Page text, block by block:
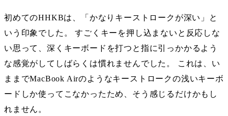
初めてのHHKBは、「かなりキーストロークが深い」と
いう印象でした。 すごくキーを押し込まないと反応しな
い思って、深くキーボードを打つと指に引っかかるよう
な感覚がしてしばらくは慣れませんでした。 これは、い
ままでMacBook Airのようなキーストロークの浅いキーボ
ードしか使ってこなかったため、そう感じるだけかもし
れません。